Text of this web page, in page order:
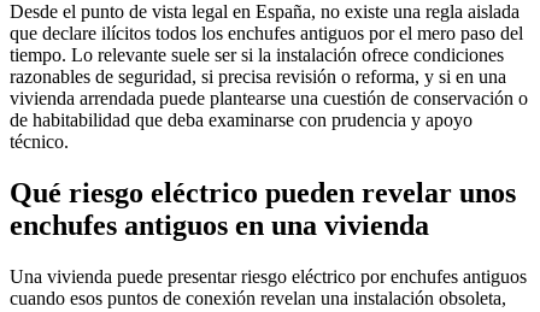
Desde el punto de vista legal en España, no existe una regla aislada
que declare ilícitos todos los enchufes antiguos por el mero paso del
tiempo. Lo relevante suele ser si la instalación ofrece condiciones
razonables de seguridad, si precisa revisión o reforma, y si en una
vivienda arrendada puede plantearse una cuestión de conservación o
de habitabilidad que deba examinarse con prudencia y apoyo
técnico.
Qué riesgo eléctrico pueden revelar unos
enchufes antiguos en una vivienda
Una vivienda puede presentar riesgo eléctrico por enchufes antiguos
cuando esos puntos de conexión revelan una instalación obsoleta,